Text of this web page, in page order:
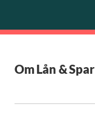
Om Lån & Spar